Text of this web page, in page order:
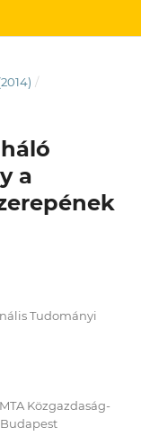
/
a
Tudományi
Közgazdaság-